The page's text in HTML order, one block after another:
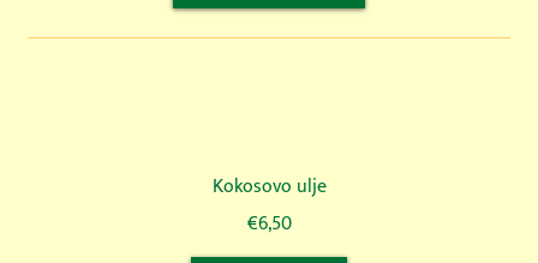
Kokosovo ulje
€6,50